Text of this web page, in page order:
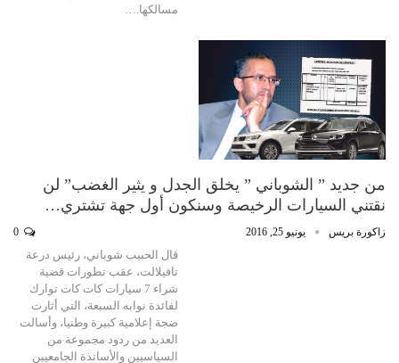
مسالكها.…
من جديد ” الشوباني ” يخلق الجدل و يثير الغضب” لن
نقتني السيارات الرخيصة وسنكون أول جهة تشتري…
زاكورة بريس يونيو 25, 2016
قال الحبيب شوباني، رئيس درعة
تافيلالت، عقب تطورات قضية
شراء 7 سيارات كات كات توارك
لفائدة نوابه السبعة، التي أثارت
ضجة إعلامية كبيرة وطنيا، وأسالت
العديد من ردود مجموعة من
السياسيين والأساتذة الجامعيين